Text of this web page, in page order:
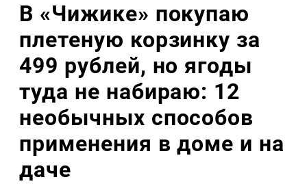
В «Чижике» покупаю
плетеную корзинку за
499 рублей, но ягоды
туда не набираю: 12
необычных способов
применения в доме и на
даче